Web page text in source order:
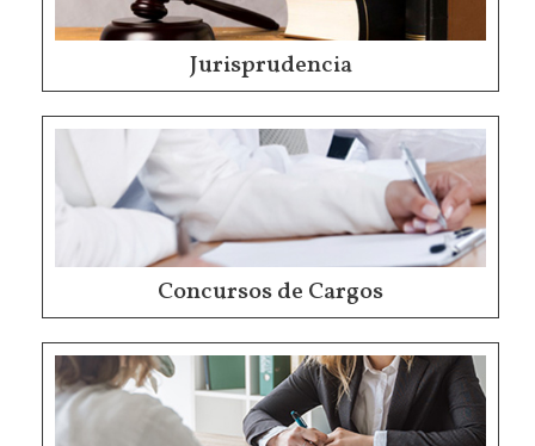
Jurisprudencia
Concursos de Cargos